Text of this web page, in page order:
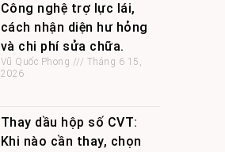
Công nghệ trợ lực lái,
cách nhận diện hư hỏng
và chi phí sửa chữa.
Vũ Quốc Phong
Tháng 6 15,
2026
Thay dầu hộp số CVT:
Khi nào cần thay, chọn